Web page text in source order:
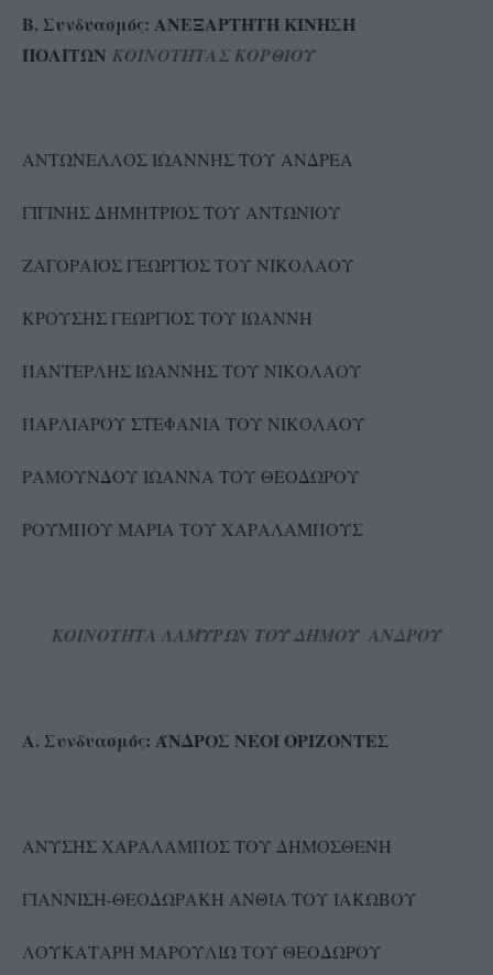
Β. Συνδυασμός: ΑΝΕΞΑΡΤΗΤΗ ΚΙΝΗΣΗ
ΠΟΛΙΤΩΝ ΚΟΙΝΟΤΗΤΑΣ ΚΟΡΘΙΟΥ
ΑΝΤΩΝΕΛΛΟΣ ΙΩΑΝΝΗΣ ΤΟΥ ΑΝΔΡΕΑ
ΓΙΓΙΝΗΣ ΔΗΜΗΤΡΙΟΣ ΤΟΥ ΑΝΤΩΝΙΟΥ
ΖΑΓΟΡΑΙΟΣ ΓΕΩΡΓΙΟΣ ΤΟΥ ΝΙΚΟΛΑΟΥ
ΚΡΟΥΣΗΣ ΓΕΩΡΓΙΟΣ ΤΟΥ ΙΩΑΝΝΗ
ΠΑΝΤΕΡΛΗΣ ΙΩΑΝΝΗΣ ΤΟΥ ΝΙΚΟΛΑΟΥ
ΠΑΡΛΙΑΡΟΥ ΣΤΕΦΑΝΙΑ ΤΟΥ ΝΙΚΟΛΑΟΥ
ΡΑΜΟΥΝΔΟΥ ΙΩΑΝΝΑ ΤΟΥ ΘΕΟΔΩΡΟΥ
ΡΟΥΜΠΟΥ ΜΑΡΙΑ ΤΟΥ ΧΑΡΑΛΑΜΠΟΥΣ
ΚΟΙΝΟΤΗΤΑ ΛΑΜΥΡΩΝ ΤΟΥ ΔΗΜΟΥ ΑΝΔΡΟΥ
Α. Συνδυασμός: ΆΝΔΡΟΣ ΝΕΟΙ ΟΡΙΖΟΝΤΕΣ
ΑΝΥΣΗΣ ΧΑΡΑΛΑΜΠΟΣ ΤΟΥ ΔΗΜΟΣΘΕΝΗ
ΓΙΑΝΝΙΣΗ-ΘΕΟΔΩΡΑΚΗ ΑΝΘΙΑ ΤΟΥ ΙΑΚΩΒΟΥ
ΛΟΥΚΑΤΑΡΗ ΜΑΡΟΥΛΙΩ ΤΟΥ ΘΕΟΔΩΡΟΥ